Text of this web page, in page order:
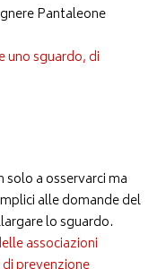
Pantaleone
uno sguardo, di
a osservarci ma
alle domande del
lo sguardo.
associazioni